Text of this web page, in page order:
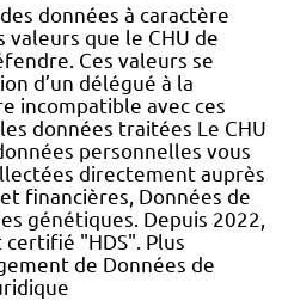
données à caractère
que le CHU de
Ces valeurs se
d’un délégué à la
incompatible avec ces
données traitées Le CHU
personnelles vous
directement auprès
financières, Données de
génétiques. Depuis 2022,
certifié "HDS". Plus
de Données de